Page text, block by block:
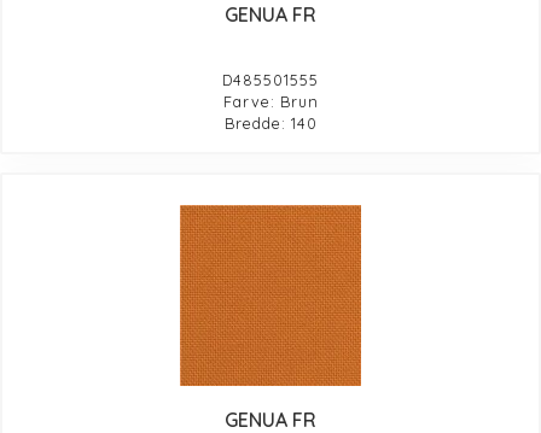
GENUA FR
D485501555
Farve: Brun
Bredde: 140
GENUA FR